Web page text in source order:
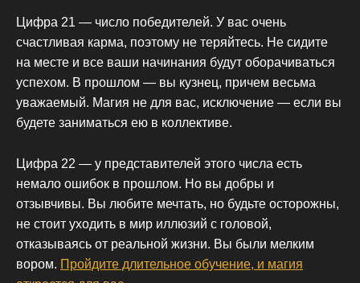
Цифра 21 — число победителей. У вас очень
счастливая карма, поэтому не теряйтесь. Не сидите
на месте и все ваши начинания будут оборачиваться
успехом. В прошлом — вы кузнец, причем весьма
уважаемый. Магия не для вас, исключение — если вы
будете заниматься ею в коллективе.
Цифра 22 — у представителей этого числа есть
немало ошибок в прошлом. Но вы добры и
отзывчивы. Вы любите мечтать, но будьте осторожны,
не стоит уходить в мир иллюзий с головой,
отказываясь от реальной жизни. Вы были мелким
вором. Пройдите длительное обучение, и магия